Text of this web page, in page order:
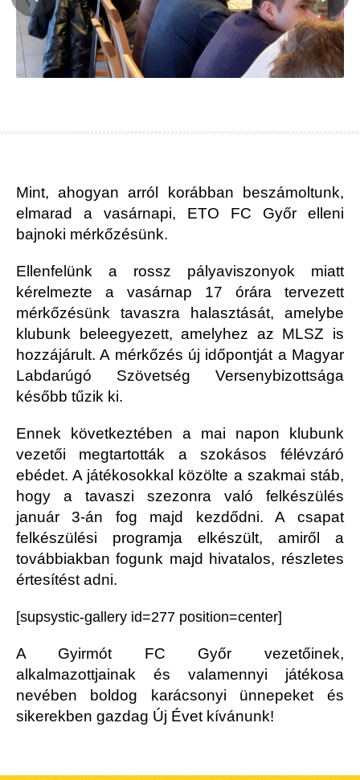
Mint, ahogyan arról korábban beszámoltunk,
elmarad a vasárnapi, ETO FC Győr elleni
bajnoki mérkőzésünk.
Ellenfelünk a rossz pályaviszonyok miatt
kérelmezte a vasárnap 17 órára tervezett
mérkőzésünk tavaszra halasztását, amelybe
klubunk beleegyezett, amelyhez az MLSZ is
hozzájárult. A mérkőzés új időpontját a Magyar
Labdarúgó Szövetség Versenybizottsága
később tűzik ki.
Ennek következtében a mai napon klubunk
vezetői megtartották a szokásos félévzáró
ebédet. A játékosokkal közölte a szakmai stáb,
hogy a tavaszi szezonra való felkészülés
január 3-án fog majd kezdődni. A csapat
felkészülési programja elkészült, amiről a
továbbiakban fogunk majd hivatalos, részletes
értesítést adni.
[supsystic-gallery id=277 position=center]
A Gyirmót FC Győr vezetőinek,
alkalmazottjainak és valamennyi játékosa
nevében boldog karácsonyi ünnepeket és
sikerekben gazdag Új Évet kívánunk!